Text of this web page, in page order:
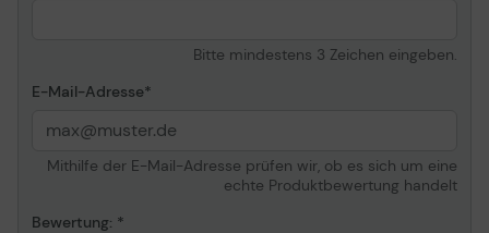
30.5 cm - 37.5 cm
Merkmale
Abmessungen und Gewicht
Höhe
133.5 cm - 141 cm
Bitte mindestens 3 Zeichen eingeben.
E-Mail-Adresse
Mithilfe der E-Mail-Adresse prüfen wir, ob es sich um eine
echte Produktbewertung handelt
Bewertung: